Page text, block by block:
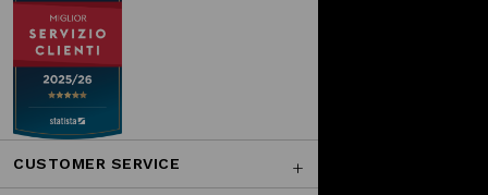
CUSTOMER SERVICE